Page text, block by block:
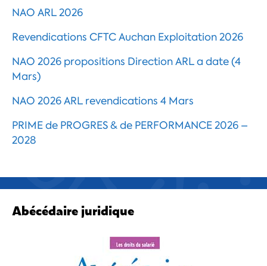
NAO ARL 2026
Revendications CFTC Auchan Exploitation 2026
NAO 2026 propositions Direction ARL a date (4
Mars)
NAO 2026 ARL revendications 4 Mars
PRIME de PROGRES & de PERFORMANCE 2026 –
2028
Abécédaire juridique